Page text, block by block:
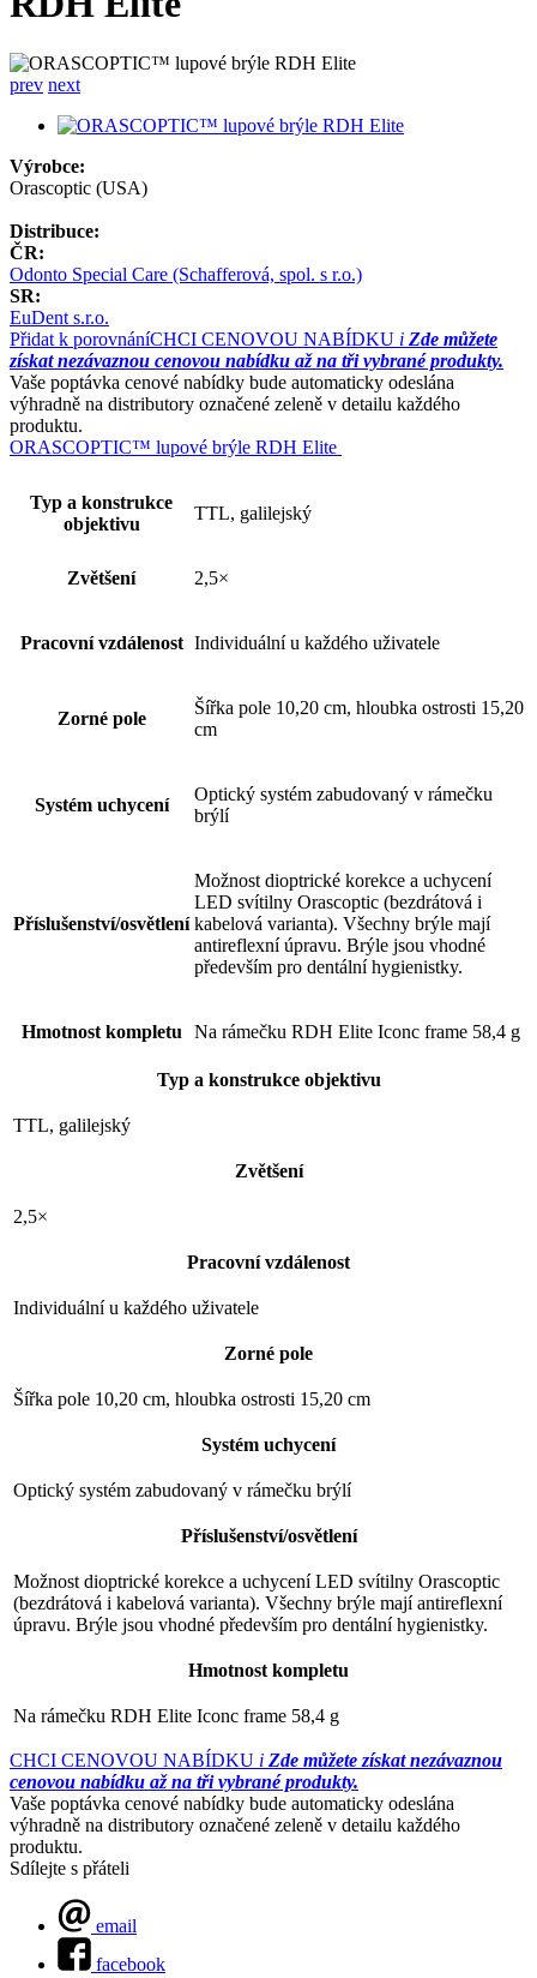
prev next
Výrobce:
Orascoptic (USA)
Distribuce:
ČR:
Odonto Special Care (Schafferová, spol. s r.o.)
SR:
EuDent s.r.o.
Přidat k porovnáníCHCI CENOVOU NABÍDKU i Zde můžete
získat nezávaznou cenovou nabídku až na tři vybrané produkty.
Vaše poptávka cenové nabídky bude automaticky odeslána
výhradně na distributory označené zeleně v detailu každého
produktu.
ORASCOPTIC™ lupové brýle RDH Elite
Typ a konstrukce
objektivu
TTL, galilejský
Zvětšení 2,5×
Pracovní vzdálenost Individuální u každého uživatele
Zorné pole
Šířka pole 10,20 cm, hloubka ostrosti 15,20
cm
Systém uchycení
Optický systém zabudovaný v rámečku
brýlí
Příslušenství/osvětlení
Možnost dioptrické korekce a uchycení
LED svítilny Orascoptic (bezdrátová i
kabelová varianta). Všechny brýle mají
antireflexní úpravu. Brýle jsou vhodné
především pro dentální hygienistky.
Hmotnost kompletu Na rámečku RDH Elite Iconc frame 58,4 g
Typ a konstrukce objektivu
TTL, galilejský
Zvětšení
2,5×
Pracovní vzdálenost
Individuální u každého uživatele
Zorné pole
Šířka pole 10,20 cm, hloubka ostrosti 15,20 cm
Systém uchycení
Optický systém zabudovaný v rámečku brýlí
Příslušenství/osvětlení
Možnost dioptrické korekce a uchycení LED svítilny Orascoptic
(bezdrátová i kabelová varianta). Všechny brýle mají antireflexní
úpravu. Brýle jsou vhodné především pro dentální hygienistky.
Hmotnost kompletu
Na rámečku RDH Elite Iconc frame 58,4 g
CHCI CENOVOU NABÍDKU i Zde můžete získat nezávaznou
cenovou nabídku až na tři vybrané produkty.
Vaše poptávka cenové nabídky bude automaticky odeslána
výhradně na distributory označené zeleně v detailu každého
produktu.
Sdílejte s přáteli
email
facebook